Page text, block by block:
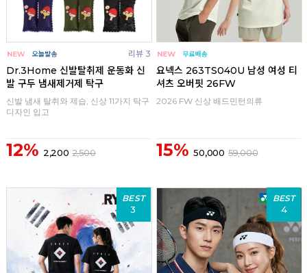
리뷰 3
Dr.3Home 신발탈취제 운동화 신
발 구두 냄새제거제 탁구
신발 냄새 탈취와 제습, 신상 11가지 탁구
디자인 입고
12% 2,200 2,500
요넥스 263TS040U 남성 여성 티
셔츠 오버핏 26FW
2026 FW 신상 배드민턴의류
15% 50,000 59,000
BEST
3
BEST
4